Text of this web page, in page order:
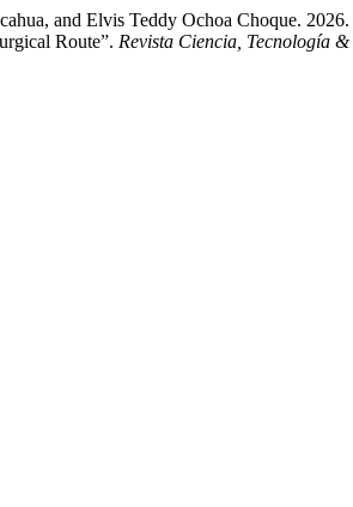
and Elvis Teddy Ochoa Choque.
Route”. Revista Ciencia, Tecnología &